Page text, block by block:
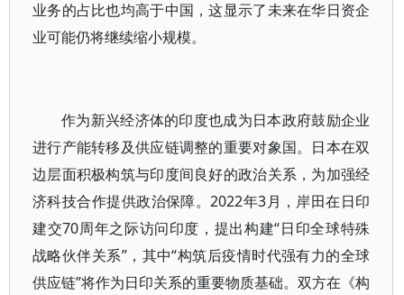
业务的占比也均高于中国，这显示了未来在华日资企
业可能仍将继续缩小规模。
作为新兴经济体的印度也成为日本政府鼓励企业
进行产能转移及供应链调整的重要对象国。日本在双
边层面积极构筑与印度间良好的政治关系，为加强经
济科技合作提供政治保障。2022年3月，岸田在日印
建交70周年之际访问印度，提出构建“日印全球特殊
战略伙伴关系”，其中“构筑后疫情时代强有力的全球
供应链”将作为日印关系的重要物质基础。双方在《构